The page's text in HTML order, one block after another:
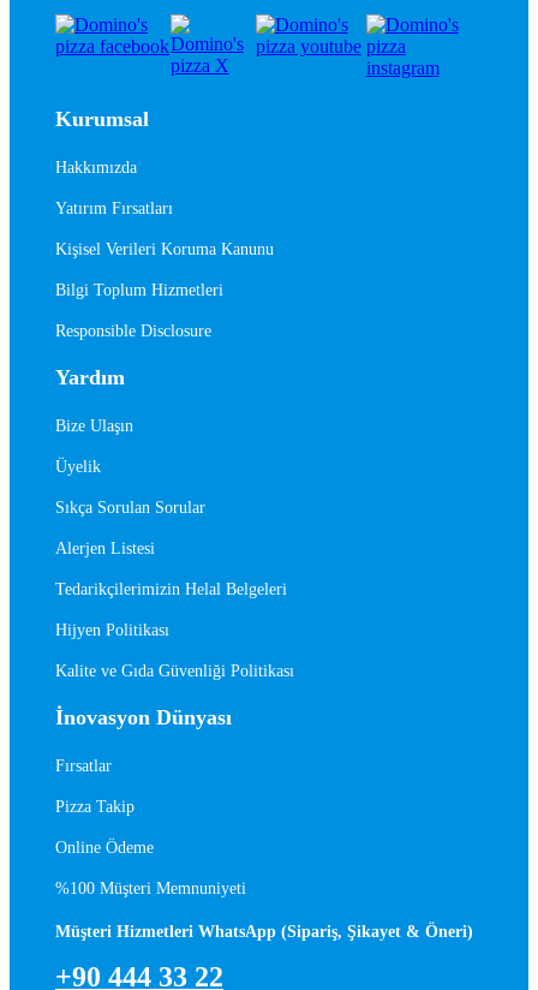
Kurumsal
Hakkımızda
Yatırım Fırsatları
Kişisel Verileri Koruma Kanunu
Bilgi Toplum Hizmetleri
Responsible Disclosure
Yardım
Bize Ulaşın
Üyelik
Sıkça Sorulan Sorular
Alerjen Listesi
Tedarikçilerimizin Helal Belgeleri
Hijyen Politikası
Kalite ve Gıda Güvenliği Politikası
İnovasyon Dünyası
Fırsatlar
Pizza Takip
Online Ödeme
%100 Müşteri Memnuniyeti
Müşteri Hizmetleri WhatsApp (Sipariş, Şikayet & Öneri)
+90 444 33 22